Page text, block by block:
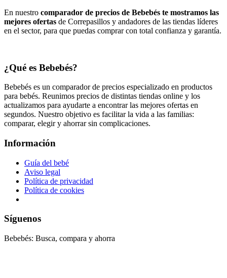
En nuestro comparador de precios de Bebebés te mostramos las
mejores ofertas de Correpasillos y andadores de las tiendas líderes
en el sector, para que puedas comprar con total confianza y garantía.
¿Qué es Bebebés?
Bebebés es un comparador de precios especializado en productos
para bebés. Reunimos precios de distintas tiendas online y los
actualizamos para ayudarte a encontrar las mejores ofertas en
segundos. Nuestro objetivo es facilitar la vida a las familias:
comparar, elegir y ahorrar sin complicaciones.
Información
Guía del bebé
Aviso legal
Política de privacidad
Política de cookies
Síguenos
Bebebés: Busca, compara y ahorra